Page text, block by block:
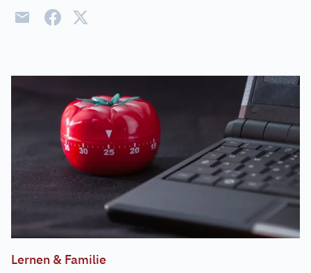
Lernen & Familie